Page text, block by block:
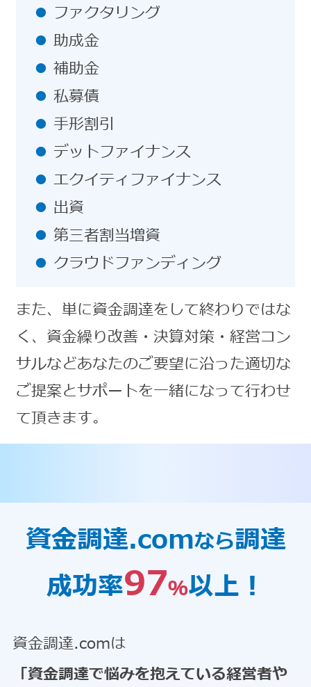
ファクタリング
助成金
補助金
私募債
手形割引
デットファイナンス
エクイティファイナンス
出資
第三者割当増資
クラウドファンディング
また、単に資金調達をして終わりではな
く、資金繰り改善・決算対策・経営コン
サルなどあなたのご要望に沿った適切な
ご提案とサポートを一緒になって行わせ
て頂きます。
資金調達.comなら調達
成功率97％以上！
資金調達.comは
「資金調達で悩みを抱えている経営者や